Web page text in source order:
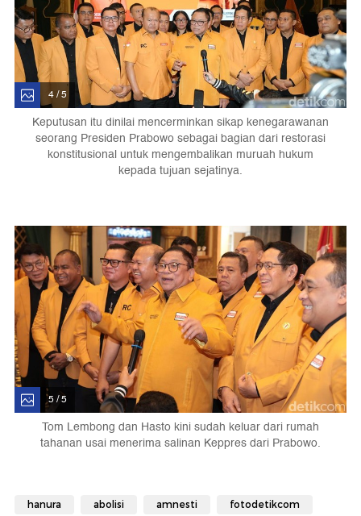
4 / 5
Keputusan itu dinilai mencerminkan sikap kenegarawanan
seorang Presiden Prabowo sebagai bagian dari restorasi
konstitusional untuk mengembalikan muruah hukum
kepada tujuan sejatinya.
5 / 5
Tom Lembong dan Hasto kini sudah keluar dari rumah
tahanan usai menerima salinan Keppres dari Prabowo.
hanura abolisi amnesti fotodetikcom